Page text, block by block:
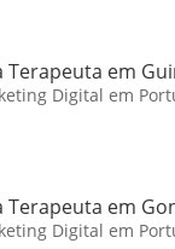
Terapeuta em
Digital em
Terapeuta em
Digital em